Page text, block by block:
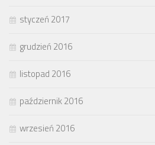
styczeń 2017
grudzień 2016
listopad 2016
październik 2016
wrzesień 2016